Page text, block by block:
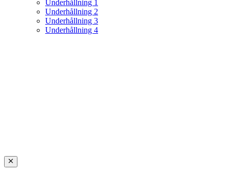
Underhållning 1
Underhållning 2
Underhållning 3
Underhållning 4